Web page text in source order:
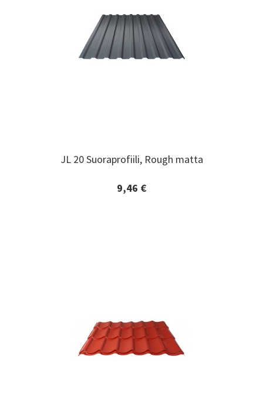
JL 20 Suoraprofiili, Rough matta
9,46 €
JL 20 Suoraprofiili, Rough matta
Lisätiedot ja tilaaminen